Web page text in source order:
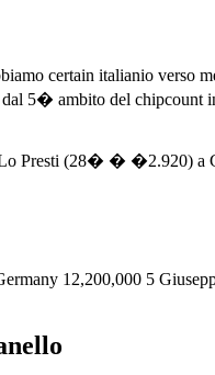
certain italianio verso
5� ambito del
Lo Presti (28� �
12,200,000 5